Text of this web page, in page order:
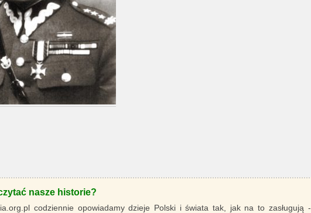
nasze historie?
codziennie opowiadamy dzieje Polski i świata tak, jak na to zasługują -